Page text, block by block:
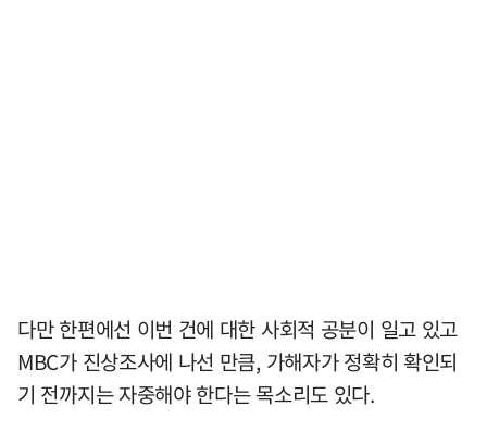
다만 한편에선 이번 건에 대한 사회적 공분이 일고 있고
MBC가 진상조사에 나선 만큼, 가해자가 정확히 확인되
기 전까지는 자중해야 한다는 목소리도 있다.